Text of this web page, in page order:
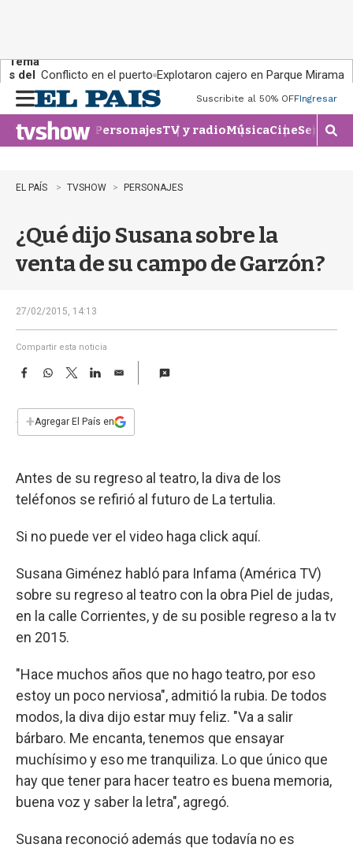
Tema
s del
día:
Conflicto en el puerto Explotaron cajero en Parque Miramar
n
u
Suscribite al 50% OFFIngresar
PersonajesTV y radioMúsicaCineSeries
M
o
e
EL PAÍS TVSHOW PERSONAJES
¿Qué dijo Susana sobre la
venta de su campo de Garzón?
27/02/2015, 14:13
Compartir esta noticia
F
e
b
k
W
s
p
T
w
t
L
n
E
i
l
+Agregar El País en
Antes de su regreso al teatro, la diva de los
teléfonos se refirió al futuro de La tertulia.
Si no puede ver el video haga click aquí.
Susana Giménez habló para Infama (América TV)
sobre su regreso al teatro con la obra Piel de judas,
en la calle Corrientes, y de su posible regreso a la tv
en 2015.
"Hace muchos años que no hago teatro, por eso
estoy un poco nerviosa", admitió la rubia. De todos
modos, la diva dijo estar muy feliz. "Va a salir
bárbaro. Me encanta, tenemos que ensayar
muchísimo y eso me tranquiliza. Lo que único que
hay que tener para hacer teatro es buena memoria,
buena voz y saber la letra", agregó.
Susana reconoció además que todavía no es